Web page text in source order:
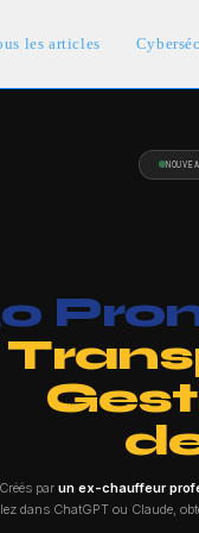
les articles
Créés par un ex-chauffeur
dans ChatGPT ou Claude,